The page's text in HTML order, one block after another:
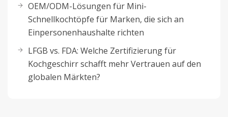
OEM/ODM-Lösungen für Mini-
Schnellkochtöpfe für Marken, die sich an
Einpersonenhaushalte richten
LFGB vs. FDA: Welche Zertifizierung für
Kochgeschirr schafft mehr Vertrauen auf den
globalen Märkten?